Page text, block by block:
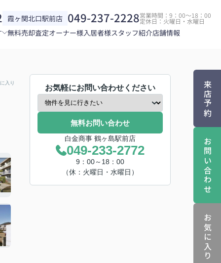
霞ヶ関北口駅前店 049-237-2228営業時間：9：00～18：00
定休日：火曜日・水曜日
無料売却査定オーナー様入居者様スタッフ紹介店舗情報
来店予約
お問い合わせ
お気に入り
入り
お気軽にお問い合わせください
無料お問い合わせ
白金商事 鶴ヶ島駅前店
049-233-2772
9：00～18：00
（休：火曜日・水曜日）